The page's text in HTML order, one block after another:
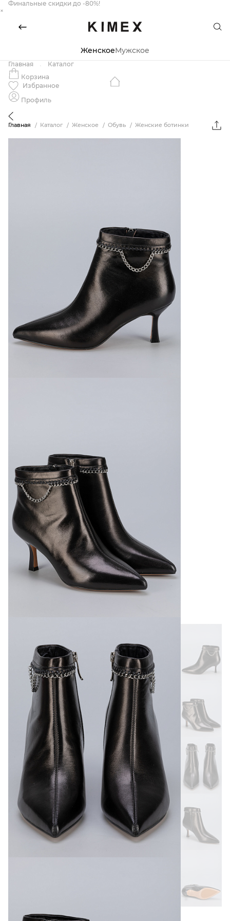
Финальные скидки до -80%!
×
ЖенскоеМужское
Главная
Каталог
Корзина
Избранное
Профиль
Главная Каталог Женское Обувь Женские ботинки